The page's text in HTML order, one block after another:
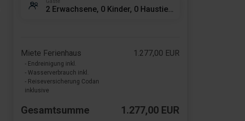
Miete Ferienhaus
- Endreinigung inkl.
- Wasserverbrauch inkl.
- Reiseversicherung Codan
inklusive
1.277,00 EUR
Gesamtsumme 1.277,00 EUR